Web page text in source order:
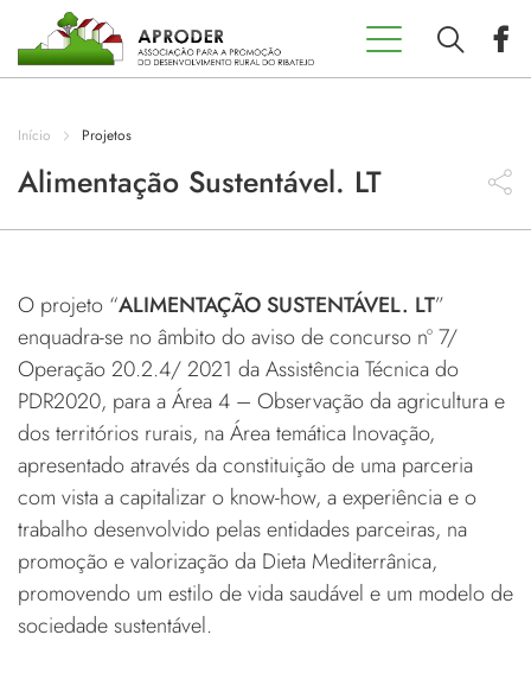
Aproder
Concursos
Projetos
Programas
Contactos
Início Projetos
Alimentação Sustentável. LT
O projeto “ALIMENTAÇÃO SUSTENTÁVEL. LT”
enquadra-se no âmbito do aviso de concurso nº 7/
Operação 20.2.4/ 2021 da Assistência Técnica do
PDR2020, para a Área 4 – Observação da agricultura e
dos territórios rurais, na Área temática Inovação,
apresentado através da constituição de uma parceria
com vista a capitalizar o know-how, a experiência e o
trabalho desenvolvido pelas entidades parceiras, na
promoção e valorização da Dieta Mediterrânica,
promovendo um estilo de vida saudável e um modelo de
sociedade sustentável.